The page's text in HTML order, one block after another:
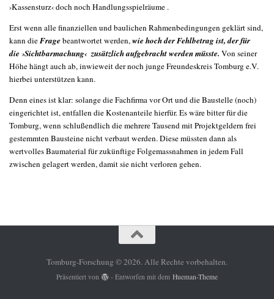
›Kassensturz‹ doch noch Handlungsspielräume .
Erst wenn alle finanziellen und baulichen Rahmenbedingungen geklärt sind,
kann dieFragebeantwortet werden,wie hoch der Fehlbetrag ist, der für
die ›Sichtbarmachung‹ zusätzlich aufgebracht werden müsste. Von seiner
Höhe hängt auch ab, inwieweit der noch junge Freundeskreis Tomburg e.V.
hierbei unterstützen kann.
Denn eines ist klar: solange die Fachfirma vor Ort und die Baustelle (noch)
eingerichtet ist, entfallen die Kostenanteile hierfür. Es wäre bitter für die
Tomburg, wenn schlußendlich die mehrere Tausend mit Projektgeldern frei
gestemmten Bausteine nicht verbaut werden. Diese müssten dann als
wertvolles Baumaterial für zukünftige Folgemassnahmen in jedem Fall
zwischen gelagert werden, damit sie nicht verloren gehen.
Tomburg-Forschung © 2026. Alle Rechte vorbehalten.
Präsentiert von - Entworfen mit dem Hueman-Theme